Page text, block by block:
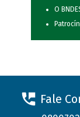
O
Fale